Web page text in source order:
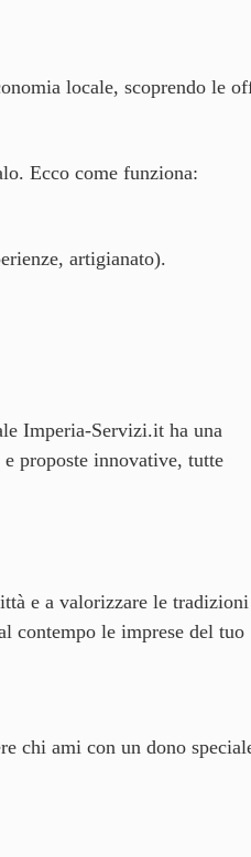
locale, scoprendo le
Ecco come funziona:
artigianato).
Imperia-Servizi.it ha una
proposte innovative, tutte
e a valorizzare le
contempo le imprese del tuo
chi ami con un dono